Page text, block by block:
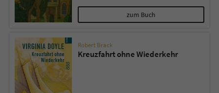
zum Buch
Robert Brack
Kreuzfahrt ohne Wiederkehr